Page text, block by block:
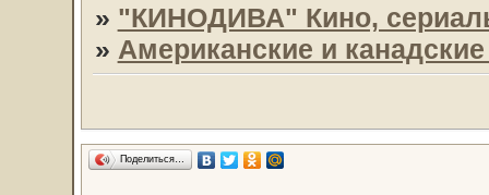
» "КИНОДИВА" Кино,
» Американские и
Поделиться…